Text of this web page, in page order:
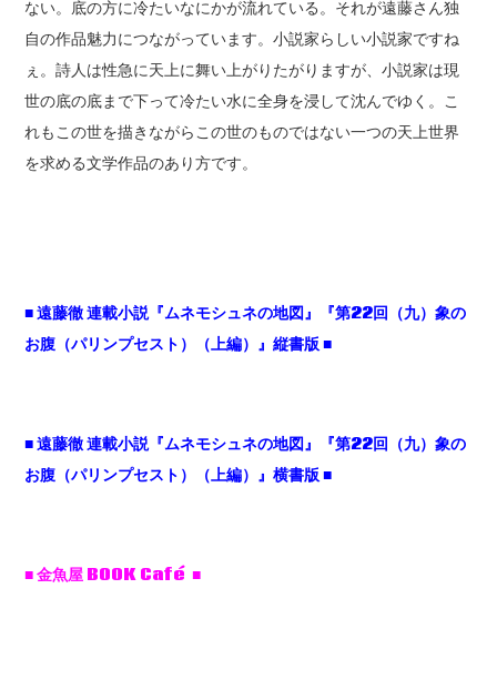
ない。底の方に冷たいなにかが流れている。それが遠藤さん独
自の作品魅力につながっています。小説家らしい小説家ですね
ぇ。詩人は性急に天上に舞い上がりたがりますが、小説家は現
世の底の底まで下って冷たい水に全身を浸して沈んでゆく。こ
れもこの世を描きながらこの世のものではない一つの天上世界
を求める文学作品のあり方です。
■遠藤徹連載小説『ムネモシュネの地図』『第22回（九）象の
お腹（パリンプセスト）（上編）』縦書版 ■
■遠藤徹連載小説『ムネモシュネの地図』『第22回（九）象の
お腹（パリンプセスト）（上編）』横書版 ■
■ 金魚屋 BOOK Café ■